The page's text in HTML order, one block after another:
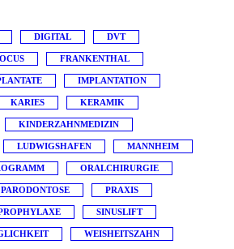
DIGITAL DVT
FRANKENTHAL
IMPLANTATION
KARIES KERAMIK
KINDERZAHNMEDIZIN
LUDWIGSHAFEN MANNHEIM
ORALCHIRURGIE
PARODONTOSE PRAXIS
SINUSLIFT
WEISHEITSZAHN